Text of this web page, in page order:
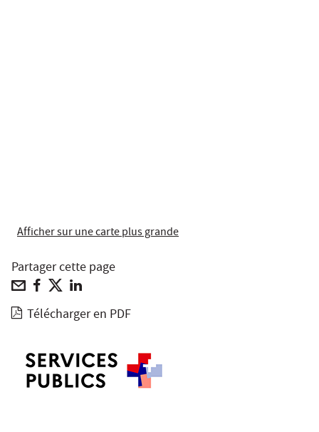
Afficher sur une carte plus grande
Partager cette page
Télécharger en PDF